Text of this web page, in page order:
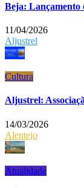
Beja: Lançamento
11/04/2026
Aljustrel
Cultura
Aljustrel:
14/03/2026
Alentejo
Atualidade